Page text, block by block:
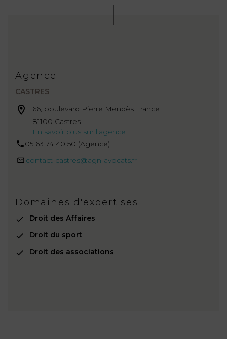
Agence
CASTRES
66, boulevard Pierre Mendès France
81100 Castres
En savoir plus sur l'agence
05 63 74 40 50 (Agence)
contact-castres@agn-avocats.fr
Domaines d'expertises
Droit des Affaires
Droit du sport
Droit des associations